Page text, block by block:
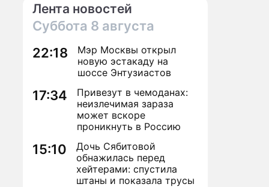
Лента новостей
Суббота 8 августа
22:18
Мэр Москвы открыл
новую эстакаду на
шоссе Энтузиастов
17:34
Привезут в чемоданах:
неизлечимая зараза
может вскоре
проникнуть в Россию
15:10
Дочь Сябитовой
обнажилась перед
хейтерами: спустила
штаны и показала трусы